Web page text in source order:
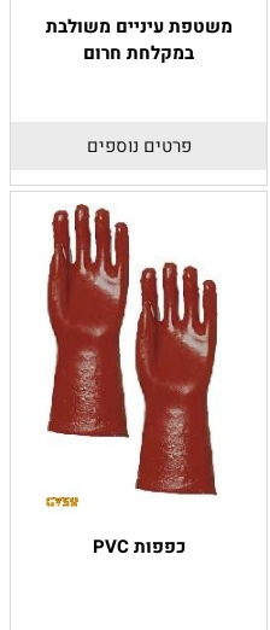
משטפת עיניים משולבת
במקלחת חרום
פרטים נוספים
כפפות PVC